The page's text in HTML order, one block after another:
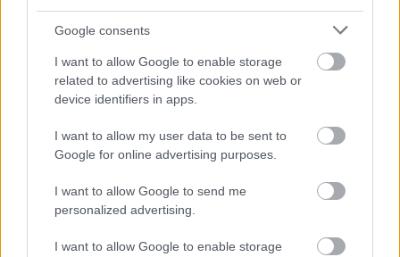
Google consents
I want to allow Google to enable storage
related to advertising like cookies on web or
device identifiers in apps.
I want to allow my user data to be sent to
Google for online advertising purposes.
I want to allow Google to send me
personalized advertising.
I want to allow Google to enable storage
Új vízáteresztő burkolatú parkolók
épülnek Zuglóban – helyben tartják a
csapadékvizet
épület energiatakarékos
Újragondolják Lipótváros rejtett, zöld